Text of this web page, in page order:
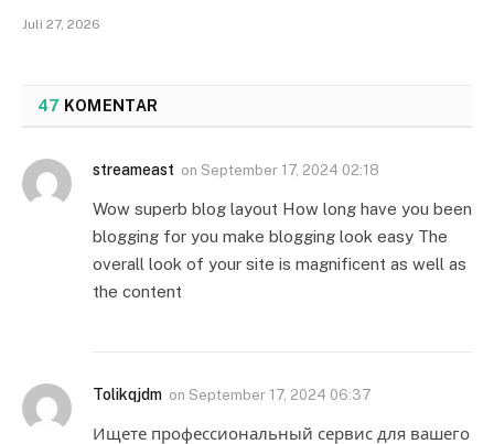
Juli 27, 2026
47 KOMENTAR
streameast on September 17, 2024 02:18
Wow superb blog layout How long have you been
blogging for you make blogging look easy The
overall look of your site is magnificent as well as
the content
Tolikqjdm on September 17, 2024 06:37
Ищете профессиональный сервис для вашего